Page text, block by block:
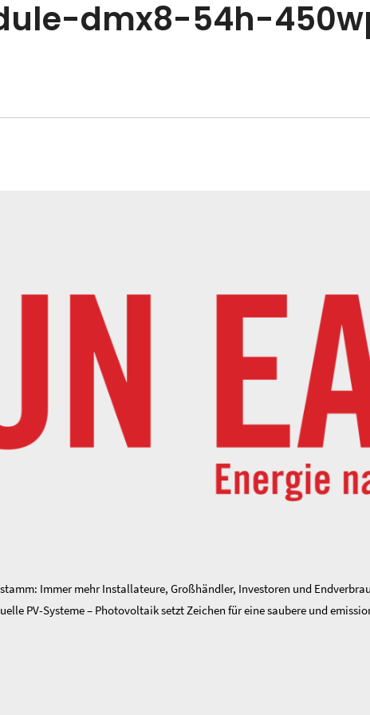
dmx8-54h-
Immer mehr Installateure, Großhändler, Investoren und
PV-Systeme – Photovoltaik setzt Zeichen für eine saubere und